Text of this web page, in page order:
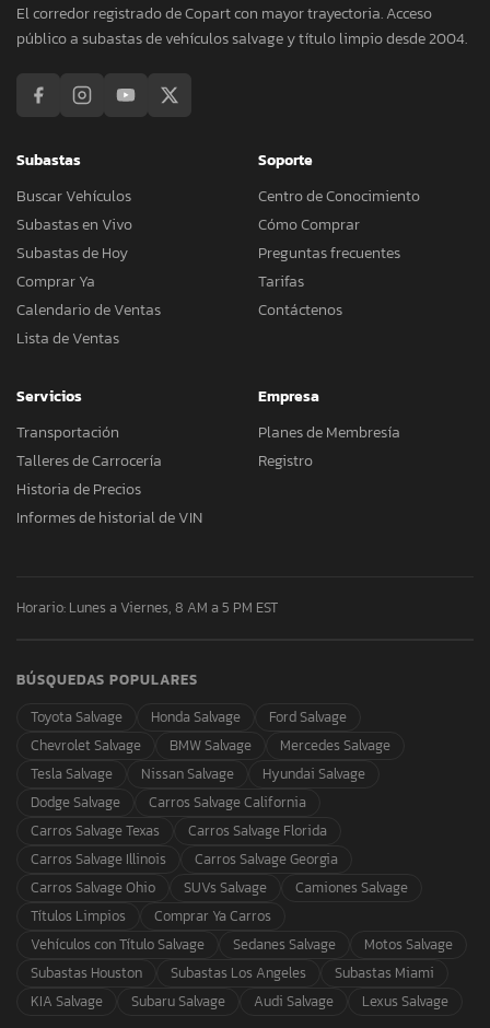
El corredor registrado de Copart con mayor trayectoria. Acceso
público a subastas de vehículos salvage y título limpio desde 2004.
Subastas
Buscar Vehículos
Subastas en Vivo
Subastas de Hoy
Comprar Ya
Calendario de Ventas
Lista de Ventas
Soporte
Centro de Conocimiento
Cómo Comprar
Preguntas frecuentes
Tarifas
Contáctenos
Servicios
Transportación
Talleres de Carrocería
Historia de Precios
Informes de historial de VIN
Empresa
Planes de Membresía
Registro
Horario: Lunes a Viernes, 8 AM a 5 PM EST
BÚSQUEDAS POPULARES
Toyota Salvage
Honda Salvage
Ford Salvage
Chevrolet Salvage
BMW Salvage
Mercedes Salvage
Tesla Salvage
Nissan Salvage
Hyundai Salvage
Dodge Salvage
Carros Salvage California
Carros Salvage Texas
Carros Salvage Florida
Carros Salvage Illinois
Carros Salvage Georgia
Carros Salvage Ohio
SUVs Salvage
Camiones Salvage
Títulos Limpios
Comprar Ya Carros
Vehículos con Título Salvage
Sedanes Salvage
Motos Salvage
Subastas Houston
Subastas Los Angeles
Subastas Miami
KIA Salvage
Subaru Salvage Audi Salvage Lexus Salvage